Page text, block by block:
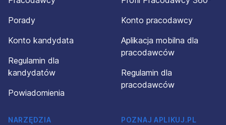
Porady
Konto kandydata
Regulamin dla
kandydatów
Powiadomienia
Konto pracodawcy
Aplikacja mobilna dla
pracodawców
Regulamin dla
pracodawców
NARZĘDZIA
POZNAJ APLIKUJ.PL